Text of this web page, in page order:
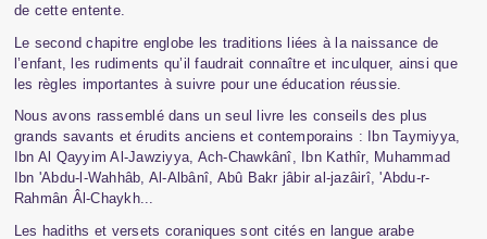
de cette entente.
Le second chapitre englobe les traditions liées à la naissance de
l’enfant, les rudiments qu’il faudrait connaître et inculquer, ainsi que
les règles importantes à suivre pour une éducation réussie.
Nous avons rassemblé dans un seul livre les conseils des plus
grands savants et érudits anciens et contemporains : Ibn Taymiyya,
Ibn Al Qayyim Al-Jawziyya, Ach-Chawkânî, Ibn Kathîr, Muhammad
Ibn 'Abdu-l-Wahhâb, Al-Albânî, Abû Bakr jâbir al-jazâirî, 'Abdu-r-
Rahmân Âl-Chaykh...
Les hadiths et versets coraniques sont cités en langue arabe